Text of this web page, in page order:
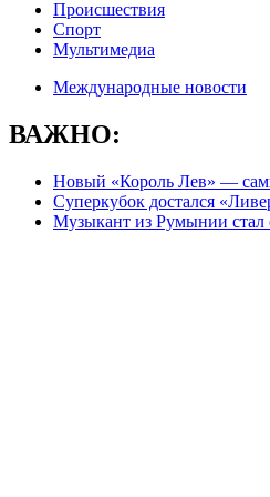
Происшествия
Спорт
Мультимедиа
Международные новости
ВАЖНО:
Новый «Король Лев» —
Суперкубок достался
Музыкант из Румынии стал